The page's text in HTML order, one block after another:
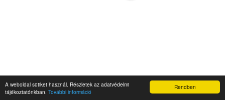
Rendben
A weboldal sütiket használ. Részletek az adatvédelmi
tájékoztatónkban. További információNapidroid.hu 2019